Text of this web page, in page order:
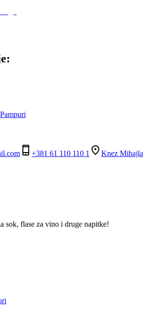
+381 61 110 110 1
Knez Mihajla
sok, flase za vino i druge napitke!